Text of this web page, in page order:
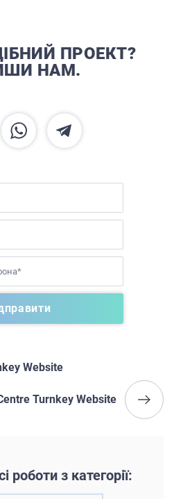
ПРОЕКТ?
НАМ.
Website
Turnkey Website
роботи з категорії: